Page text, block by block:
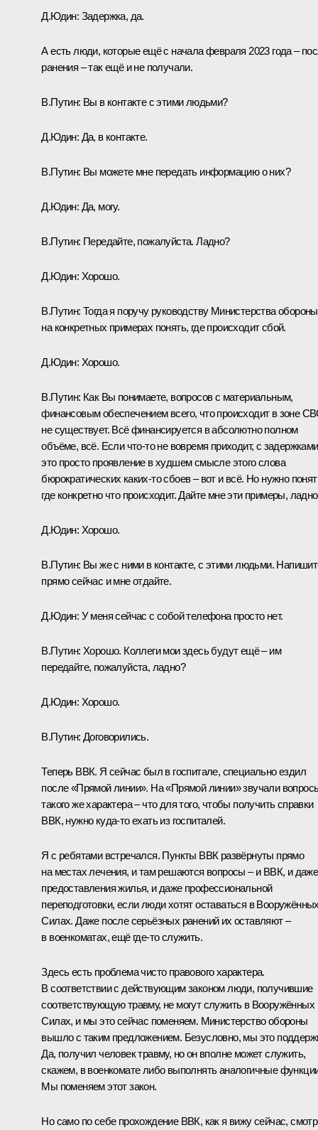
Д.Юдин: Задержка, да.
А есть люди, которые ещё с начала февраля 2023 года –
ранения – так ещё и не получали.
В.Путин: Вы в контакте с этими людьми?
Д.Юдин: Да, в контакте.
В.Путин: Вы можете мне передать информацию о них?
Д.Юдин: Да, могу.
В.Путин: Передайте, пожалуйста. Ладно?
Д.Юдин: Хорошо.
В.Путин: Тогда я поручу руководству Министерства обороны
на конкретных примерах понять, где происходит сбой.
Д.Юдин: Хорошо.
В.Путин: Как Вы понимаете, вопросов с материальным,
финансовым обеспечением всего, что происходит в зоне
не существует. Всё финансируется в абсолютно полном
объёме, всё. Если что-то не вовремя приходит, с
это просто проявление в худшем смысле этого слова
бюрократических каких-то сбоев – вот и всё. Но нужно
где конкретно что происходит. Дайте мне эти примеры,
Д.Юдин: Хорошо.
В.Путин: Вы же с ними в контакте, с этими людьми.
прямо сейчас и мне отдайте.
Д.Юдин: У меня сейчас с собой телефона просто нет.
В.Путин: Хорошо. Коллеги мои здесь будут ещё – им
передайте, пожалуйста, ладно?
Д.Юдин: Хорошо.
В.Путин: Договорились.
Теперь ВВК. Я сейчас был в госпитале, специально ездил
после «Прямой линии». На «Прямой линии» звучали
такого же характера – что для того, чтобы получить справки
ВВК, нужно куда-то ехать из госпиталей.
Я с ребятами встречался. Пункты ВВК развёрнуты прямо
на местах лечения, и там решаются вопросы – и ВВК, и даже
предоставления жилья, и даже профессиональной
переподготовки, если люди хотят оставаться в
Силах. Даже после серьёзных ранений их оставляют –
в военкоматах, ещё где-то служить.
Здесь есть проблема чисто правового характера.
В соответствии с действующим законом люди, получившие
соответствующую травму, не могут служить в Вооружённых
Силах, и мы это сейчас поменяем. Министерство обороны
вышло с таким предложением. Безусловно, мы это
Да, получил человек травму, но он вполне может служить,
скажем, в военкомате либо выполнять аналогичные
Мы поменяем этот закон.
Но само по себе прохождение ВВК, как я вижу сейчас,